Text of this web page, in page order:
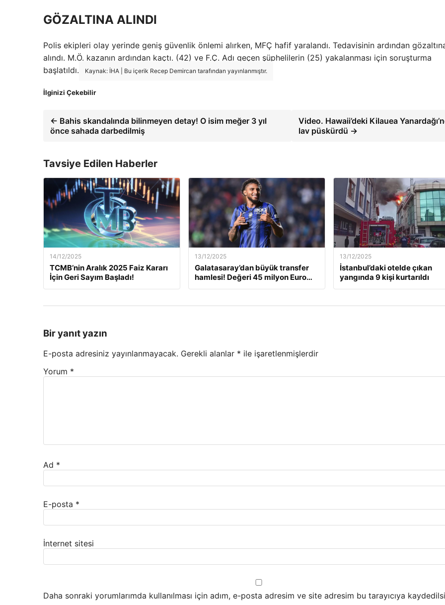
GÖZALTINA ALINDI
Polis ekipleri olay yerinde geniş güvenlik önlemi alırken, MFÇ hafif yaralandı. Tedavisinin ardından
alındı. M.Ö. kazanın ardından kaçtı. (42) ve F.Ç. Adı geçen şüphelilerin (25) yakalanması için soruşturma
başlatıldı.
Kaynak: İHA | Bu içerik Recep Demircan tarafından yayınlanmıştır.
İlginizi Çekebilir
← Bahis skandalında bilinmeyen detay! O isim meğer 3 yıl
önce sahada darbedilmiş
Video. Hawaii’deki Kilauea
lav püskürdü →
Tavsiye Edilen Haberler
14/12/2025
TCMB’nin Aralık 2025 Faiz Kararı
İçin Geri Sayım Başladı!
13/12/2025
Galatasaray’dan büyük transfer
hamlesi! Değeri 45 milyon Euro…
13/12/2025
İstanbul’daki otelde çıkan
yangında 9 kişi kurtarıldı
Bir yanıt yazın
E-posta adresiniz yayınlanmayacak. Gerekli alanlar * ile işaretlenmişlerdir
Yorum *
Ad *
E-posta *
İnternet sitesi
Daha sonraki yorumlarımda kullanılması için adım, e-posta adresim ve site adresim bu tarayıcıya